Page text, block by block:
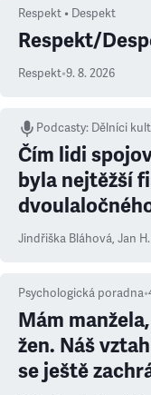
Respekt • Despekt
Respekt/
Respekt•9. 8. 2026
Podcasty: Dělníci
Čím lidi
byla nejtěžší
Jindřiška Bláhová, Jan
Psychologická poradna•
Mám
žen. Náš
se ještě